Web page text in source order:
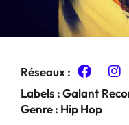
Réseaux :
Labels :Galant
Genre : Hip Hop